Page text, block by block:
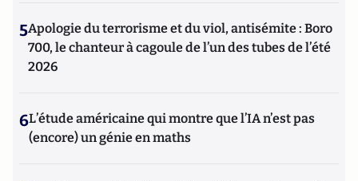
5Apologie du terrorisme et du viol, antisémite : Boro
700, le chanteur à cagoule de l’un des tubes de l’été
2026
6L’étude américaine qui montre que l’IA n’est pas
(encore) un génie en maths